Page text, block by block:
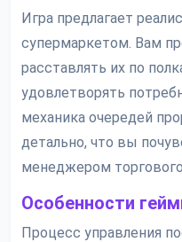
Игра предлагает
супермаркетом. Вам
расставлять их по
удовлетворять
механика очередей
детально, что вы
менеджером торгового
Особенности
Процесс управления